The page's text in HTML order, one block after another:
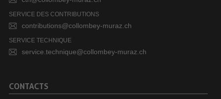
SERVICE DES CONTRIBUTIONS
contributions@collombey-muraz.ch
SERVICE TECHNIQUE
service.technique@collombey-muraz.ch
CONTACTS